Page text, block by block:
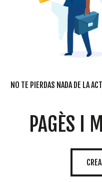
NO TE PIERDAS NADA DE LA
PAGÈS I